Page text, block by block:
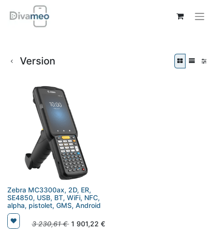
Version
Zebra MC3300ax, 2D, ER,
SE4850, USB, BT, WiFi, NFC,
alpha, pistolet, GMS, Android
3 230,61€ 1 901,22 €